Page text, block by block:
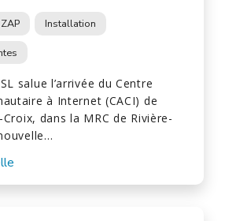
Installation
salue l’arrivée du Centre
à Internet (CACI) de
dans la MRC de Rivière-